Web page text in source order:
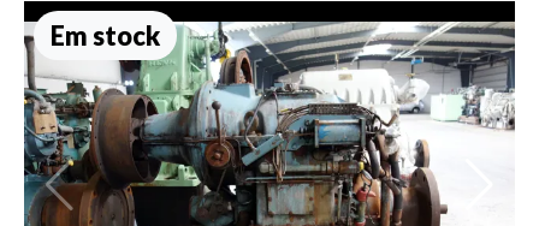
Em stock